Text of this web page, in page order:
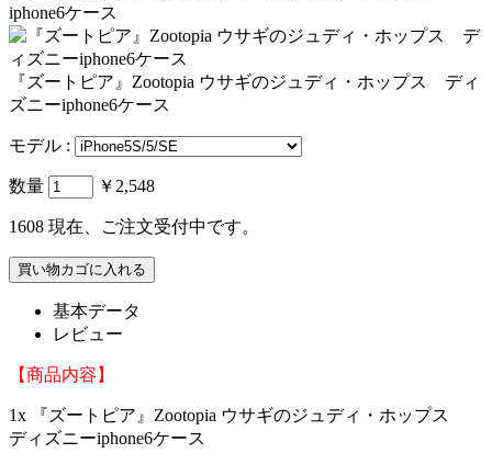
iphone6ケース
『ズートピア』Zootopia ウサギのジュディ・ホップス ディ
ズニーiphone6ケース
モデル :
数量 ￥2,548
1608 現在、ご注文受付中です。
基本データ
レビュー
【商品内容】
1x 『ズートピア』Zootopia ウサギのジュディ・ホップス
ディズニーiphone6ケース